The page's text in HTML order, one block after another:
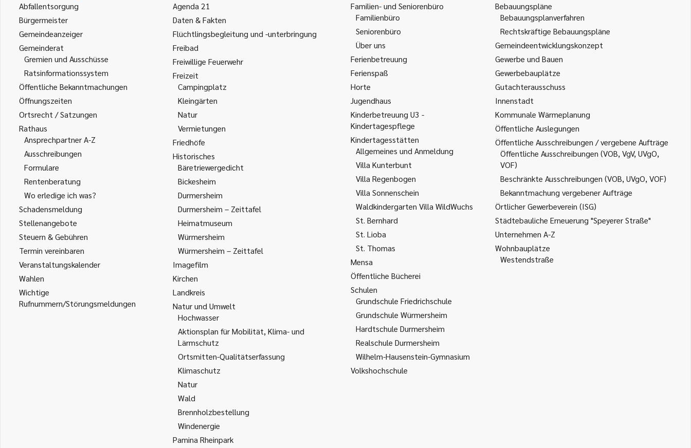
Abfallentsorgung
Bürgermeister
Gemeindeanzeiger
Gemeinderat
Gremien und Ausschüsse
Ratsinformationssystem
Öffentliche Bekanntmachungen
Öffnungszeiten
Ortsrecht / Satzungen
Rathaus
Ansprechpartner A-Z
Ausschreibungen
Formulare
Rentenberatung
Wo erledige ich was?
Schadensmeldung
Stellenangebote
Steuern & Gebühren
Termin vereinbaren
Veranstaltungskalender
Wahlen
Wichtige
Rufnummern/Störungsmeldungen
Agenda 21
Daten & Fakten
Flüchtlingsbegleitung und -unterbringung
Freibad
Freiwillige Feuerwehr
Freizeit
Campingplatz
Kleingärten
Natur
Vermietungen
Friedhöfe
Historisches
Bäretriewergedicht
Bickesheim
Durmersheim
Durmersheim – Zeittafel
Heimatmuseum
Würmersheim
Würmersheim – Zeittafel
Imagefilm
Kirchen
Landkreis
Natur und Umwelt
Hochwasser
Aktionsplan für Mobilität, Klima- und
Lärmschutz
Ortsmitten-Qualitätserfassung
Klimaschutz
Natur
Wald
Brennholzbestellung
Windenergie
Pamina Rheinpark
Familien- und Seniorenbüro
Familienbüro
Seniorenbüro
Über uns
Ferienbetreuung
Ferienspaß
Horte
Jugendhaus
Kinderbetreuung U3 -
Kindertagespflege
Kindertagesstätten
Allgemeines und Anmeldung
Villa Kunterbunt
Villa Regenbogen
Villa Sonnenschein
Waldkindergarten Villa WildWuchs
St. Bernhard
St. Lioba
St. Thomas
Mensa
Öffentliche Bücherei
Schulen
Grundschule Friedrichschule
Grundschule Würmersheim
Hardtschule Durmersheim
Realschule Durmersheim
Wilhelm-Hausenstein-Gymnasium
Volkshochschule
Bebauungspläne
Bebauungsplanverfahren
Rechtskräftige Bebauungspläne
Gemeindeentwicklungskonzept
Gewerbe und Bauen
Gewerbebauplätze
Gutachterausschuss
Innenstadt
Kommunale Wärmeplanung
Öffentliche Auslegungen
Öffentliche Ausschreibungen / vergebene Aufträge
Öffentliche Ausschreibungen (VOB, VgV, UVgO,
VOF)
Beschränkte Ausschreibungen (VOB, UVgO, VOF)
Bekanntmachung vergebener Aufträge
Örtlicher Gewerbeverein (ISG)
Städtebauliche Erneuerung "Speyerer Straße"
Unternehmen A-Z
Wohnbauplätze
Westendstraße